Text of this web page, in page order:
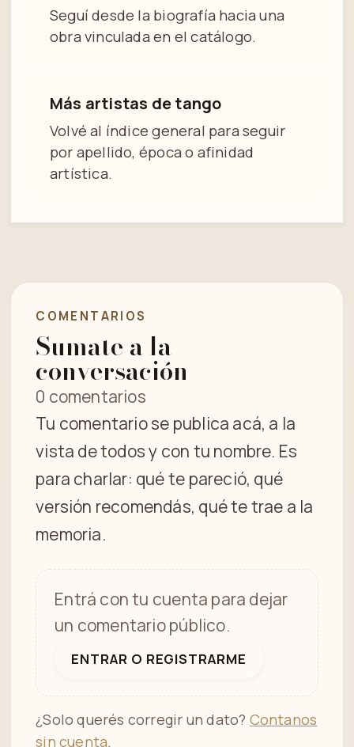
Seguí desde la biografía hacia una
obra vinculada en el catálogo.
Más artistas de tango
Volvé al índice general para seguir
por apellido, época o afinidad
artística.
COMENTARIOS
Sumate a la
conversación
0 comentarios
Tu comentario se publica acá, a la
vista de todos y con tu nombre. Es
para charlar: qué te pareció, qué
versión recomendás, qué te trae a la
memoria.
Entrá con tu cuenta para dejar
un comentario público.
ENTRAR O REGISTRARME
¿Solo querés corregir un dato? Contanos
sin cuenta.